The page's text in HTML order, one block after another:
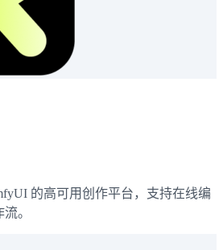
的高可用创作平台，支持在线编
。